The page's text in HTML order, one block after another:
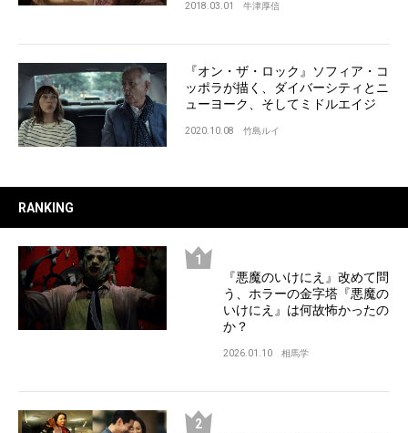
2018.03.01 牛津厚信
『オン・ザ・ロック』ソフィア・コ
ッポラが描く、ダイバーシティとニ
ューヨーク、そしてミドルエイジ
2020.10.08 竹島ルイ
RANKING
『悪魔のいけにえ』改めて問
う、ホラーの金字塔『悪魔の
いけにえ』は何故怖かったの
か？
2026.01.10 相馬学